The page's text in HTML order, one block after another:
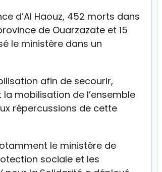
d’Al Haouz, 452 morts dans
de Ouarzazate et 15
le ministère dans un
afin de secourir,
mobilisation de l’ensemble
répercussions de cette
le ministère de
sociale et les